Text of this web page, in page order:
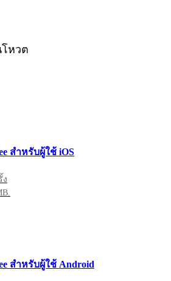
หวต
สำหรับผู้ใช้ iOS
ง
สำหรับผู้ใช้ Android